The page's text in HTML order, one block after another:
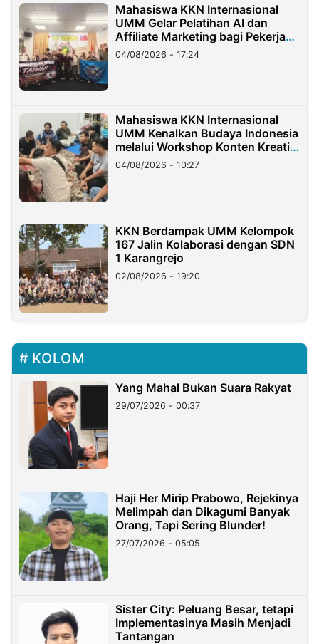
Mahasiswa KKN Internasional
UMM Gelar Pelatihan AI dan
Affiliate Marketing bagi Pekerja
Migran Indonesia di Taiwan
04/08/2026 - 17:24
Mahasiswa KKN Internasional
UMM Kenalkan Budaya Indonesia
melalui Workshop Konten Kreatif
di Taiwan
04/08/2026 - 10:27
KKN Berdampak UMM Kelompok
167 Jalin Kolaborasi dengan SDN
1 Karangrejo
02/08/2026 - 19:20
KOLOM
Yang Mahal Bukan Suara Rakyat
29/07/2026 - 00:37
Haji Her Mirip Prabowo, Rejekinya
Melimpah dan Dikagumi Banyak
Orang, Tapi Sering Blunder!
27/07/2026 - 05:05
Sister City: Peluang Besar, tetapi
Implementasinya Masih Menjadi
Tantangan